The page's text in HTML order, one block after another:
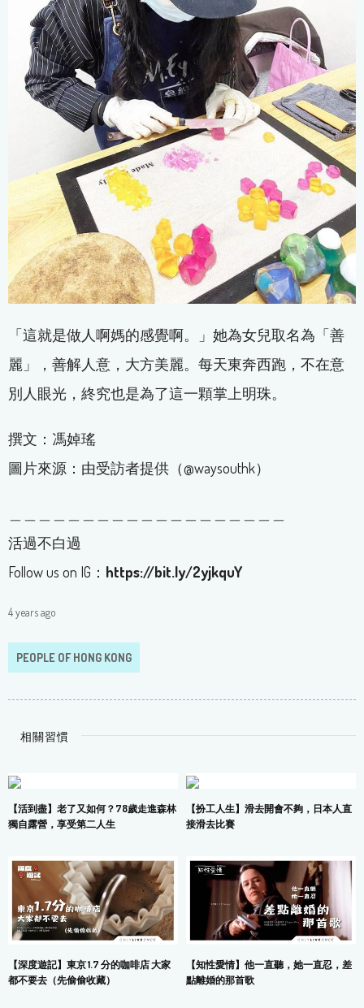
「這就是做人啊媽的感覺啊。」她為女兒取名為「善
麗」，善解人意，大方美麗。每天東奔西跑，不在意
別人眼光，終究也是為了這一顆掌上明珠。
撰文：馮婥瑤
圖片來源：由受訪者提供（@waysouthk）
活過不白過
Follow us on IG： https://bit.ly/2yjkquY
4 years ago
PEOPLE OF HONG KONG
相關習慣
【活到盡】老了又如何？78歲走進森林
獨自露營，享受第二人生
【扮工人生】滑去開會不夠，日本人直
接滑去比賽
【深度遊記】東京 1.7 分的咖啡店 大家
都不要去（先偷偷收藏）
【知性愛情】他一直聽，她一直忍，差
點離婚的那首歌